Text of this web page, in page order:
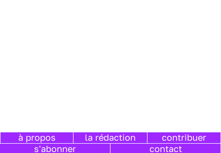
à propos la rédaction
contribuer
s'abonner
contact